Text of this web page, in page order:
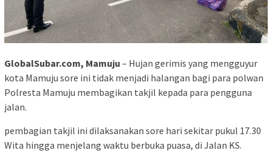
GlobalSubar.com, Mamuju – Hujan gerimis yang mengguyur
kota Mamuju sore ini tidak menjadi halangan bagi para polwan
Polresta Mamuju membagikan takjil kepada para pengguna
jalan.
pembagian takjil ini dilaksanakan sore hari sekitar pukul 17.30
Wita hingga menjelang waktu berbuka puasa, di Jalan KS.